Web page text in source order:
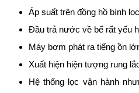
Áp suất trên đồng hồ bình
Đầu trả nước về bể rất yếu
Máy bơm phát ra tiếng ồn
Xuất hiện hiện tượng rung
Hệ thống lọc vận hành